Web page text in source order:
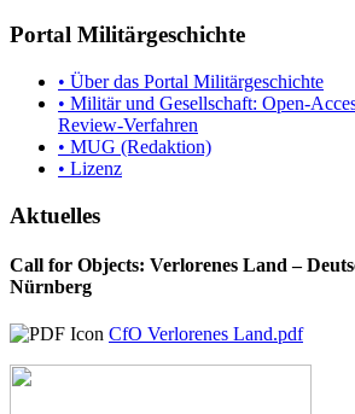
Portal Militärgeschichte
• Über das Portal Militärgeschichte
• Militär und Gesellschaft: Open-
Review-Verfahren
• MUG (Redaktion)
• Lizenz
Aktuelles
Call for Objects: Verlorenes Land –
Nürnberg
CfO Verlorenes Land.pdf